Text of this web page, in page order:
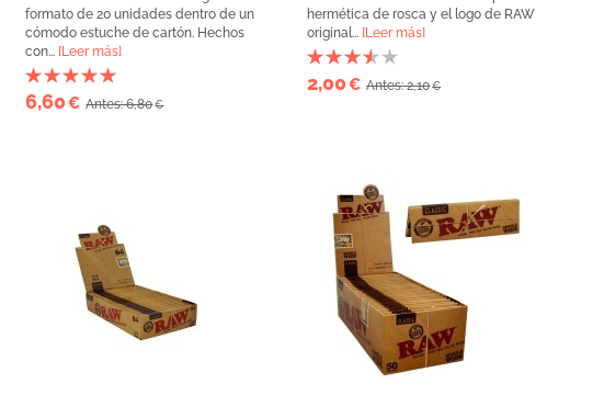
formato de 20 unidades dentro de un
cómodo estuche de cartón. Hechos
con... [Leer más]
6,60€ Antes: 6,80€
hermética de rosca y el logo de RAW
original... [Leer más]
2,00€ Antes: 2,10€